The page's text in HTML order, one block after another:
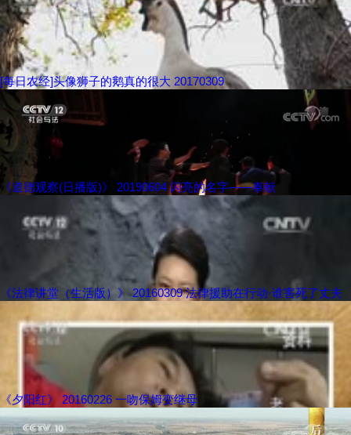
[每日农经]头像狮子的鹅真的很大 20170309
《道德观察(日播版)》 20190604 闪亮的名字——奉献
《法律讲堂（生活版）》 20160309 法律援助在行动·谁害死了丈夫
《夕阳红》 20160226 一吻保姆变继母